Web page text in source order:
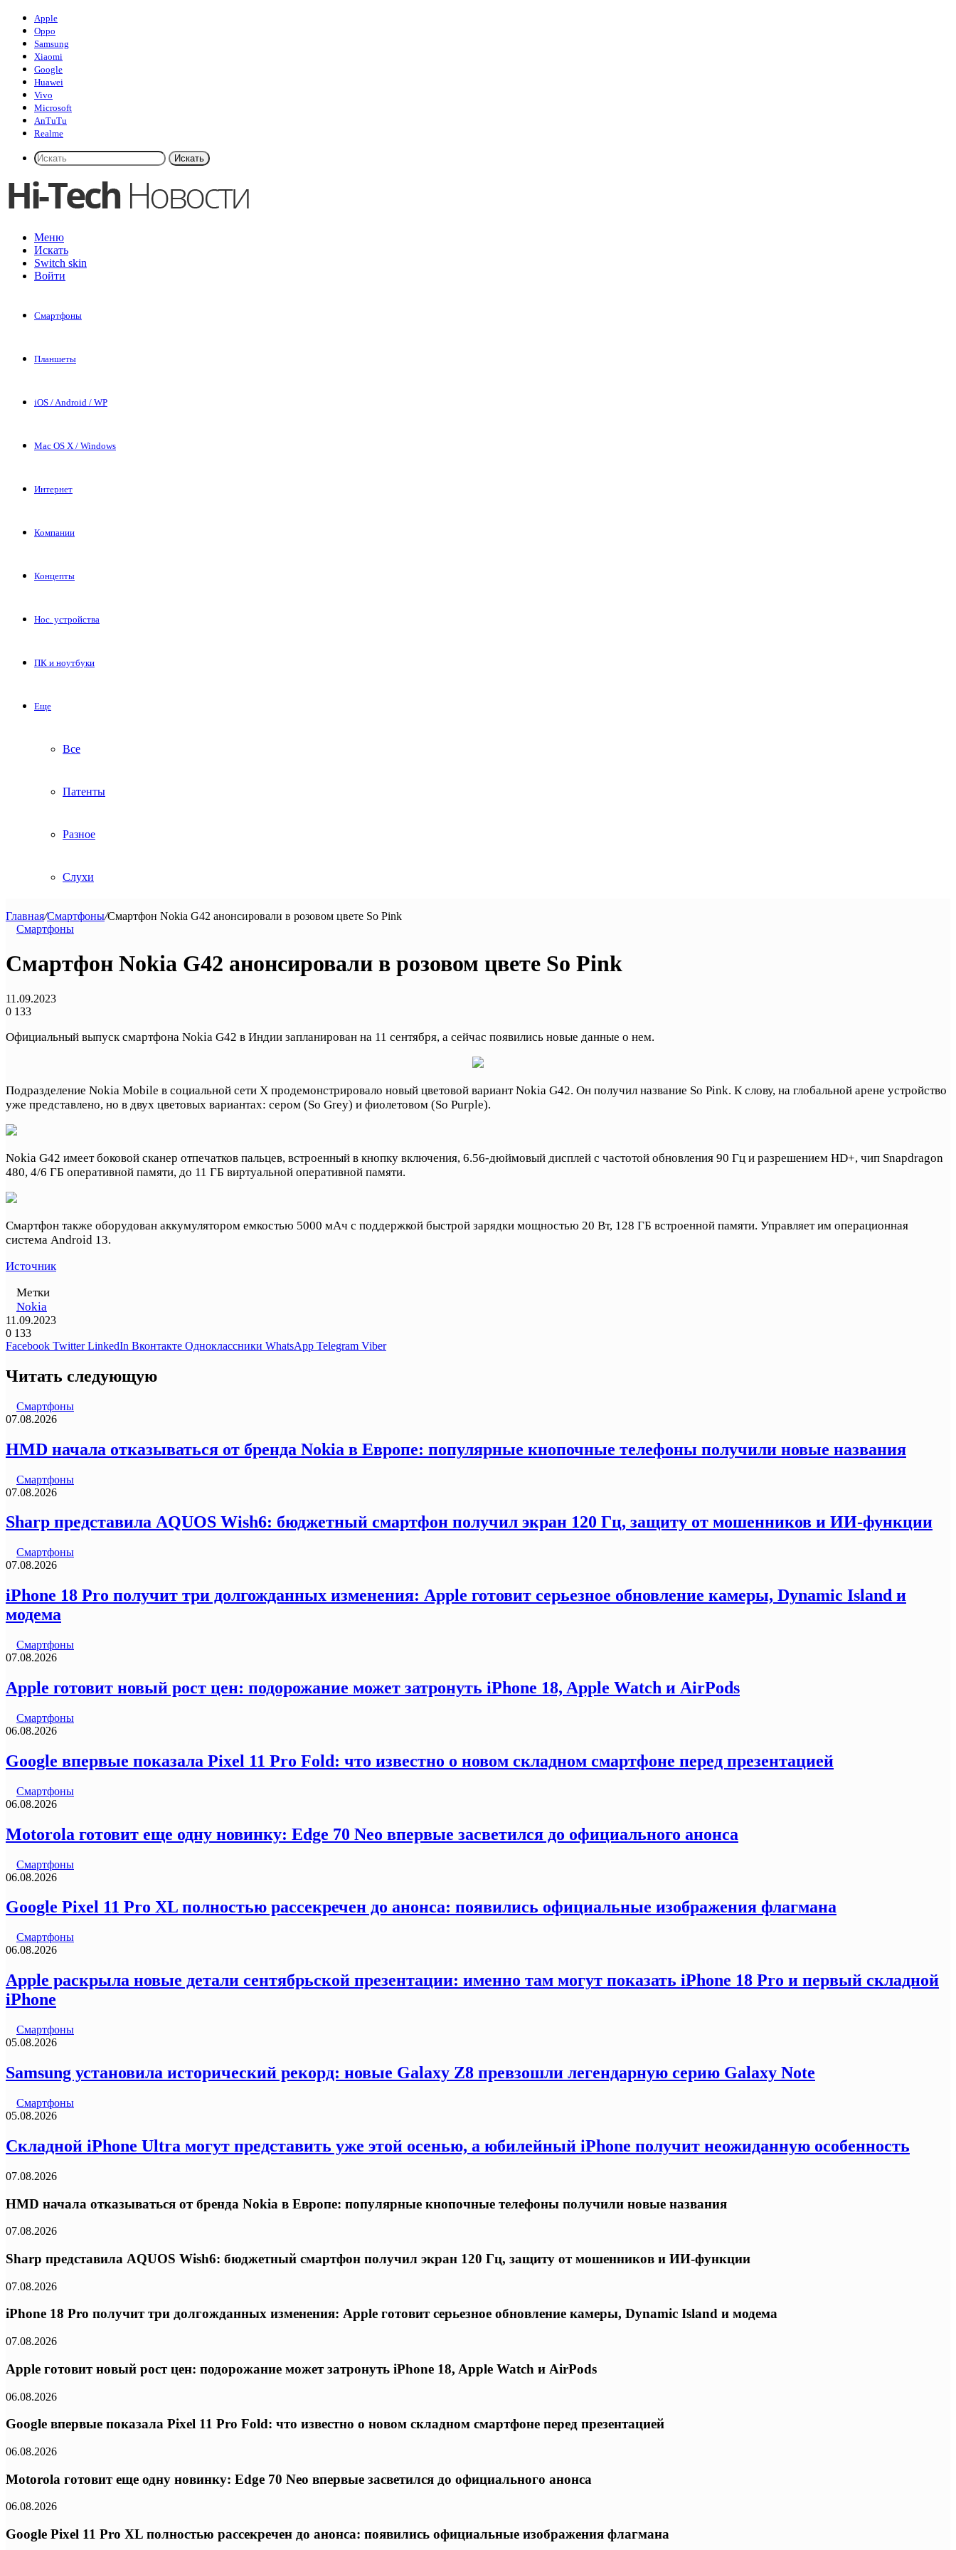
Apple
Oppo
Samsung
Xiaomi
Google
Huawei
Vivo
Microsoft
AnTuTu
Realme
Искать
Меню
Искать
Switch skin
Войти
Смартфоны
Планшеты
iOS / Android / WP
Mac OS X / Windows
Интернет
Компании
Концепты
Нос. устройства
ПК и ноутбуки
Еще
Все
Патенты
Разное
Слухи
Главная/Смартфоны/Смартфон Nokia G42 анонсировали в розовом цвете So Pink
Смартфоны
Смартфон Nokia G42 анонсировали в розовом цвете So Pink
11.09.2023
0 133
Официальный выпуск смартфона Nokia G42 в Индии запланирован на 11 сентября, а сейчас появились новые данные о нем.
Подразделение Nokia Mobile в социальной сети X продемонстрировало новый цветовой вариант Nokia G42. Он получил название So Pink. К слову, на глобальной арене устройство
уже представлено, но в двух цветовых вариантах: сером (So Grey) и фиолетовом (So Purple).
Nokia G42 имеет боковой сканер отпечатков пальцев, встроенный в кнопку включения, 6.56-дюймовый дисплей с частотой обновления 90 Гц и разрешением HD+, чип Snapdragon
480, 4/6 ГБ оперативной памяти, до 11 ГБ виртуальной оперативной памяти.
Смартфон также оборудован аккумулятором емкостью 5000 мАч с поддержкой быстрой зарядки мощностью 20 Вт, 128 ГБ встроенной памяти. Управляет им операционная
система Android 13.
Источник
Метки
Nokia
11.09.2023
0 133
Facebook Twitter LinkedIn Вконтакте Одноклассники WhatsApp Telegram Viber
Читать следующую
Смартфоны
07.08.2026
HMD начала отказываться от бренда Nokia в Европе: популярные кнопочные телефоны получили новые названия
Смартфоны
07.08.2026
Sharp представила AQUOS Wish6: бюджетный смартфон получил экран 120 Гц, защиту от мошенников и ИИ-функции
Смартфоны
07.08.2026
iPhone 18 Pro получит три долгожданных изменения: Apple готовит серьезное обновление камеры, Dynamic Island и
модема
Смартфоны
07.08.2026
Apple готовит новый рост цен: подорожание может затронуть iPhone 18, Apple Watch и AirPods
Смартфоны
06.08.2026
Google впервые показала Pixel 11 Pro Fold: что известно о новом складном смартфоне перед презентацией
Смартфоны
06.08.2026
Motorola готовит еще одну новинку: Edge 70 Neo впервые засветился до официального анонса
Смартфоны
06.08.2026
Google Pixel 11 Pro XL полностью рассекречен до анонса: появились официальные изображения флагмана
Смартфоны
06.08.2026
Apple раскрыла новые детали сентябрьской презентации: именно там могут показать iPhone 18 Pro и первый складной
iPhone
Смартфоны
05.08.2026
Samsung установила исторический рекорд: новые Galaxy Z8 превзошли легендарную серию Galaxy Note
Смартфоны
05.08.2026
Складной iPhone Ultra могут представить уже этой осенью, а юбилейный iPhone получит неожиданную особенность
07.08.2026
HMD начала отказываться от бренда Nokia в Европе: популярные кнопочные телефоны получили новые названия
07.08.2026
Sharp представила AQUOS Wish6: бюджетный смартфон получил экран 120 Гц, защиту от мошенников и ИИ-функции
07.08.2026
iPhone 18 Pro получит три долгожданных изменения: Apple готовит серьезное обновление камеры, Dynamic Island и модема
07.08.2026
Apple готовит новый рост цен: подорожание может затронуть iPhone 18, Apple Watch и AirPods
06.08.2026
Google впервые показала Pixel 11 Pro Fold: что известно о новом складном смартфоне перед презентацией
06.08.2026
Motorola готовит еще одну новинку: Edge 70 Neo впервые засветился до официального анонса
06.08.2026
Google Pixel 11 Pro XL полностью рассекречен до анонса: появились официальные изображения флагмана